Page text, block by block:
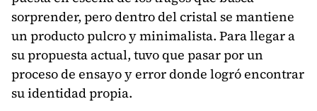
sorprender, pero dentro del cristal se mantiene
un producto pulcro y minimalista. Para llegar a
su propuesta actual, tuvo que pasar por un
proceso de ensayo y error donde logró encontrar
su identidad propia.